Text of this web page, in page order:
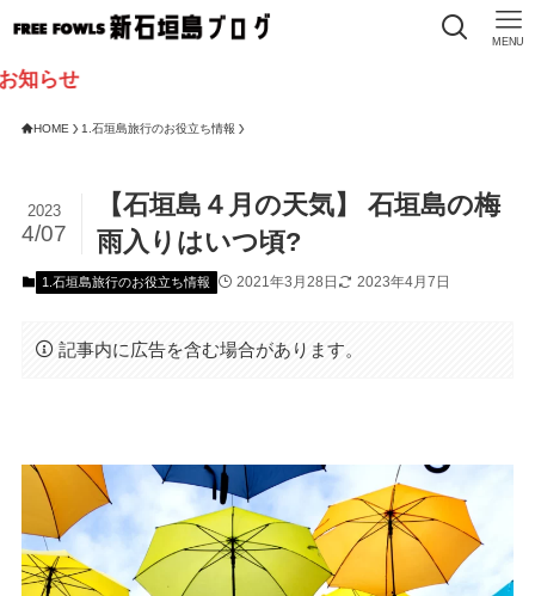
MENU
HOME 1.石垣島旅行のお役立ち情報
【石垣島４月の天気】 石垣島の梅
雨入りはいつ頃?
2023
4/07
1.石垣島旅行のお役立ち情報 2021年3月28日 2023年4月7日
記事内に広告を含む場合があります。